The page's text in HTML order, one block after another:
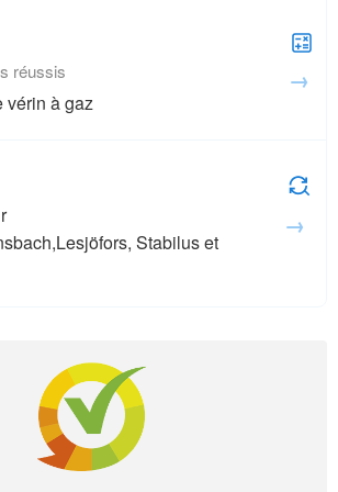
réussis
vérin à gaz
→
Stabilus et
→